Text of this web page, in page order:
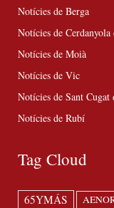
Notícies de Berga
Notícies de Cerdanyola
Notícies de Moià
Notícies de Vic
Notícies de Sant Cugat
Notícies de Rubí
Tag Cloud
65YMÁS